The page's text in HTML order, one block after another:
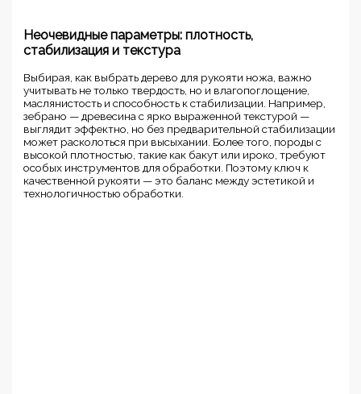
Неочевидные параметры: плотность,
стабилизация и текстура
Выбирая, как выбрать дерево для рукояти ножа, важно
учитывать не только твердость, но и влагопоглощение,
маслянистость и способность к стабилизации. Например,
зебрано — древесина с ярко выраженной текстурой —
выглядит эффектно, но без предварительной стабилизации
может расколоться при высыхании. Более того, породы с
высокой плотностью, такие как бакут или ироко, требуют
особых инструментов для обработки. Поэтому ключ к
качественной рукояти — это баланс между эстетикой и
технологичностью обработки.